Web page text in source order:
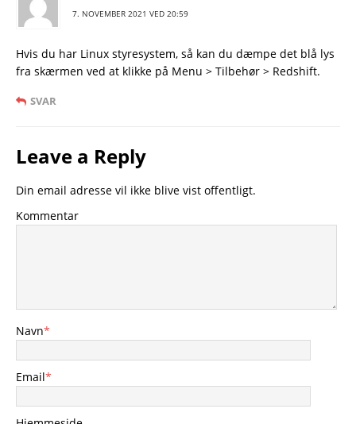
7. NOVEMBER 2021 VED 20:59
Hvis du har Linux styresystem, så kan du dæmpe det blå lys
fra skærmen ved at klikke på Menu > Tilbehør > Redshift.
SVAR
Leave a Reply
Din email adresse vil ikke blive vist offentligt.
Kommentar
Navn*
Email*